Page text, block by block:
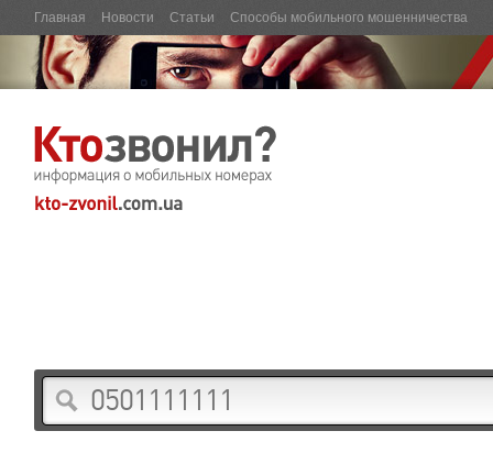
Главная Новости Статьи Способы мобильного мошенничества